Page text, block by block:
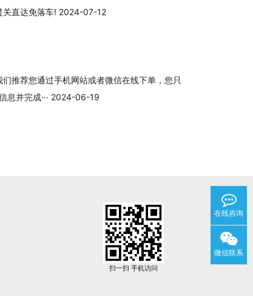
关直达免落车! 2024-07-12
推荐您通过手机网站或者微信在线下单，您只
息并完成··· 2024-06-19
扫一扫 手机访问
在线咨询
微信联系